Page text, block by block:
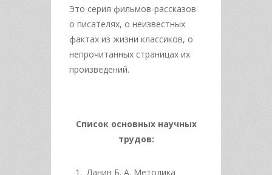
Это серия фильмов-рассказов
о писателях, о неизвестных
фактах из жизни классиков, о
непрочитанных страницах их
произведений.
Список основных научных
трудов:
Ланин Б. А. Методика